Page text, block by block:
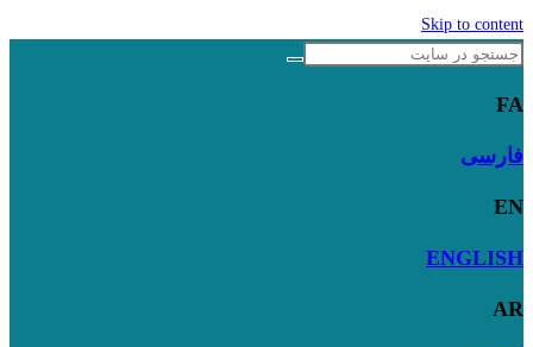
Skip to content
FA
فارسی
EN
ENGLISH
AR